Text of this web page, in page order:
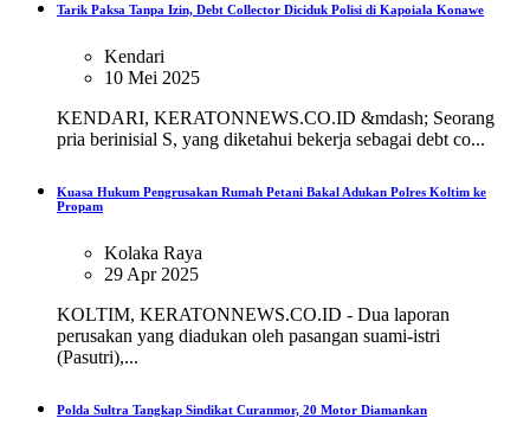
Tarik Paksa Tanpa Izin, Debt Collector Diciduk Polisi di Kapoiala Konawe
Kendari
10 Mei 2025
KENDARI, KERATONNEWS.CO.ID &mdash; Seorang
pria berinisial S, yang diketahui bekerja sebagai debt co...
Kuasa Hukum Pengrusakan Rumah Petani Bakal Adukan Polres Koltim ke
Propam
Kolaka Raya
29 Apr 2025
KOLTIM, KERATONNEWS.CO.ID - Dua laporan
perusakan yang diadukan oleh pasangan suami-istri
(Pasutri),...
Polda Sultra Tangkap Sindikat Curanmor, 20 Motor Diamankan